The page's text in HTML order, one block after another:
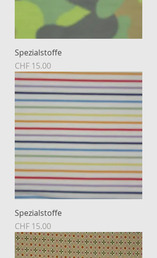
Spezialstoffe
Preis
CHF 15.00
Spezialstoffe
Preis
CHF 15.00